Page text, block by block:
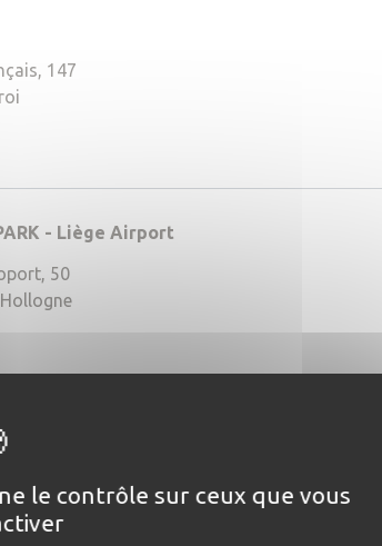
147
- Liège Airport
50
LA-NEUVE
le contrôle sur ceux que vous